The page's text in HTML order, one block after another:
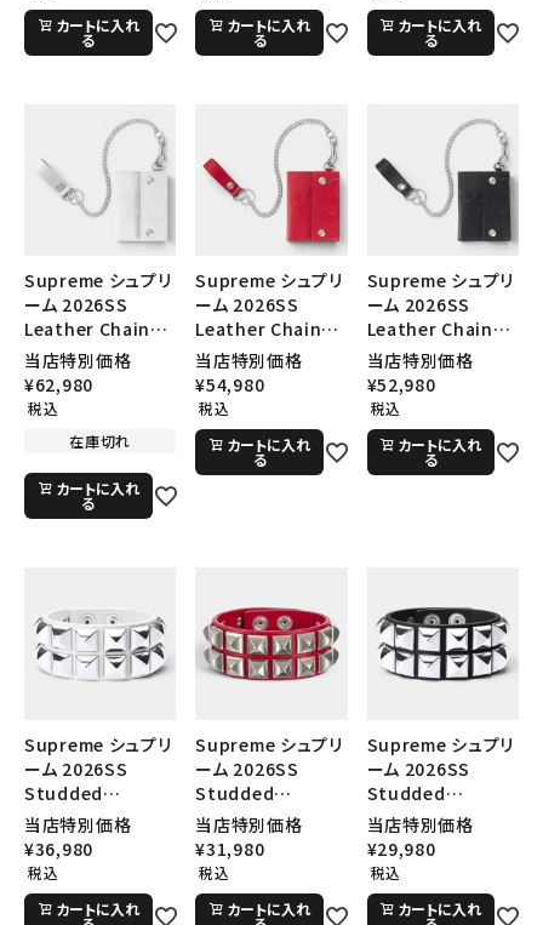
カートに入れ
る
カートに入れ
る
カートに入れ
る
Supreme シュプリ
ーム 2026SS
Leather Chain
Wallet レザー チェ
ーンウォレット ホワ
イト
当店特別価格
¥62,980
税込
在庫切れ
カートに入れ
る
Supreme シュプリ
ーム 2026SS
Leather Chain
Wallet レザー チェ
ーンウォレット レッ
ド
当店特別価格
¥54,980
税込
カートに入れ
る
Supreme シュプリ
ーム 2026SS
Leather Chain
Wallet レザー チェ
ーンウォレット ブラ
ック
当店特別価格
¥52,980
税込
カートに入れ
る
Supreme シュプリ
ーム 2026SS
Studded
Leather Bracelet
スタッズド レザーブ
レスレット ホワイト
当店特別価格
¥36,980
税込
カートに入れ
Supreme シュプリ
ーム 2026SS
Studded
Leather Bracelet
スタッズド レザーブ
レスレット レッド
当店特別価格
¥31,980
税込
カートに入れ
Supreme シュプリ
ーム 2026SS
Studded
Leather Bracelet
スタッズド レザーブ
レスレット ブラック
当店特別価格
¥29,980
税込
カートに入れ